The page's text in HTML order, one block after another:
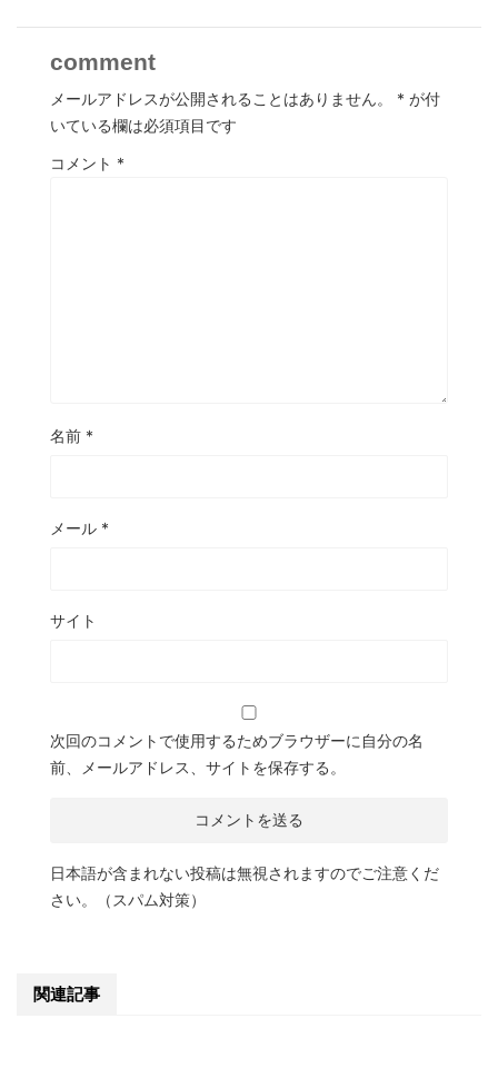
comment
メールアドレスが公開されることはありません。 * が付
いている欄は必須項目です
コメント *
名前 *
メール *
サイト
次回のコメントで使用するためブラウザーに自分の名
前、メールアドレス、サイトを保存する。
日本語が含まれない投稿は無視されますのでご注意くだ
さい。（スパム対策）
関連記事